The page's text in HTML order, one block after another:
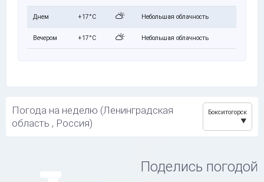
Днем +17°C Небольшая облачность
Вечером +17°C Небольшая облачность
Погода на неделю (Ленинградская
область , Россия)
Бокситогорск
Поделись погодой